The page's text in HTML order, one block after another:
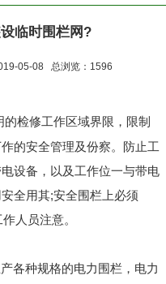
临时围栏网?
05-08 总浏览： 1596
检修工作区域界限，限制
的安全管理及份察。防止工
设备，以及工作位一与带电
全用其;安全围栏上必须
人员注意。
各种规格的电力围栏，电力